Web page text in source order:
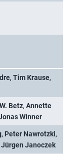
, Tim Krause,
Betz, Annette
Winner
, Peter Nawrotzki,
Jürgen Janoczek